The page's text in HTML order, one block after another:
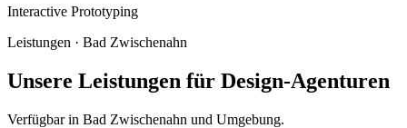
Interactive Prototyping
Leistungen · Bad Zwischenahn
Unsere Leistungen für Design-Agenturen
Verfügbar in Bad Zwischenahn und Umgebung.